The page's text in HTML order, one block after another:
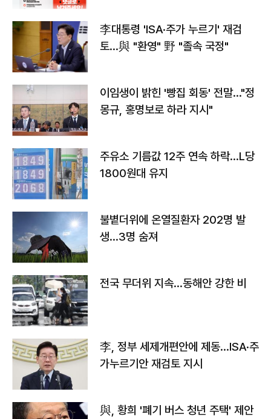
李대통령 'ISA·주가 누르기' 재검
토…與 "환영" 野 "졸속 국정"
이임생이 밝힌 '빵집 회동' 전말…"정
몽규, 홍명보로 하라 지시"
주유소 기름값 12주 연속 하락…L당
1800원대 유지
불볕더위에 온열질환자 202명 발
생…3명 숨져
전국 무더위 지속…동해안 강한 비
李, 정부 세제개편안에 제동…ISA·주
가누르기안 재검토 지시
與, 황희 '폐기 버스 청년 주택' 제안